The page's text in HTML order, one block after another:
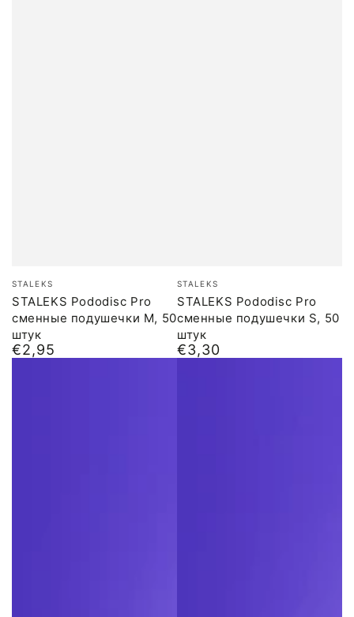
Бренд:
STALEKS
STALEKS Pododisc Pro
сменные подушечки M, 50
штук
Обычная
€2,95
Бренд:
STALEKS
STALEKS Pododisc Pro
сменные подушечки S, 50
штук
Обычная
€3,30